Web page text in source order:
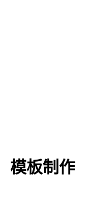
模板制作